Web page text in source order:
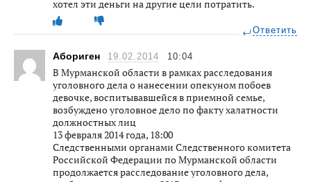
хотел эти деньги на другие цели потратить.
Ответить
Абориген 19.02.2014 10:04
В Мурманской области в рамках расследования
уголовного дела о нанесении опекуном побоев
девочке, воспитывавшейся в приемной семье,
возбуждено уголовное дело по факту халатности
должностных лиц
13 февраля 2014 года, 18:00
Следственными органами Следственного комитета
Российской Федерации по Мурманской области
продолжается расследование уголовного дела,